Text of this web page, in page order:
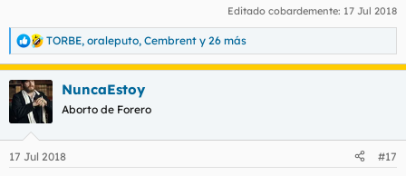
Editado cobardemente: 17 Jul 2018
R
e
a
c
c
i
e
TORBE, oraleputo, Cembrent y 26 más
NuncaEstoy
Aborto de Forero
17 Jul 2018 #17